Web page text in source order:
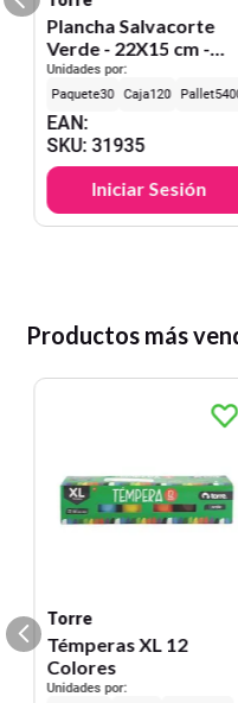
Plancha Salvacorte
Verde - 22X15 cm -
Formato A5 - Grosor
3mm
Unidades por:
30
120
EAN:
SKU:31935
Iniciar Sesión
Productos más
Torre
Témperas XL 12
Colores
Unidades por: